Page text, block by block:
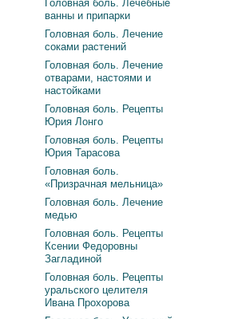
Головная боль. Лечебные
ванны и припарки
Головная боль. Лечение
соками растений
Головная боль. Лечение
отварами, настоями и
настойками
Головная боль. Рецепты
Юрия Лонго
Головная боль. Рецепты
Юрия Тарасова
Головная боль.
«Призрачная мельница»
Головная боль. Лечение
медью
Головная боль. Рецепты
Ксении Федоровны
Загладиной
Головная боль. Рецепты
уральского целителя
Ивана Прохорова